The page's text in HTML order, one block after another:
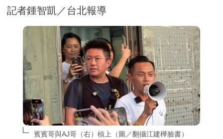
記者鍾智凱／台北報導
賓賓哥與AJ哥（右）槓上（圖／翻攝江建樺臉書）